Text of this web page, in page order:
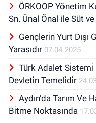
ÖRKOOP Yönetim
Sn. Ünal Önal ile Süt
Gençleri̇n Yurt Dışı
Yarasıdır 07.04.2025
Türk Adalet Si̇stemi̇
Devleti̇n Temeli̇di̇r
Aydın’da Tarım Ve
Bi̇tme Noktasında